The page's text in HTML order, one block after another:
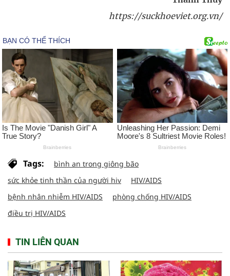
https://suckhoeviet.org.vn/
Tags:
bình an trong giông bão
sức khỏe tinh thần của người hiv
HIV/AIDS
bệnh nhân nhiễm HIV/AIDS
phòng chống HIV/AIDS
điều trị HIV/AIDS
TIN LIÊN QUAN